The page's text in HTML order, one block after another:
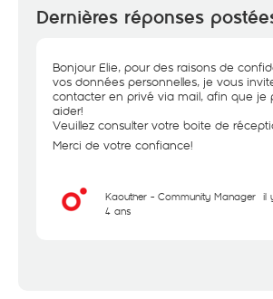
Dernières réponses
Bonjour Elie, pour des raisons de
vos données personnelles, je vous
contacter en privé via mail, afin que je
aider!
Veuillez consulter votre boite de
Merci de votre confiance!
Kaouther - Community Manager il
4 ans